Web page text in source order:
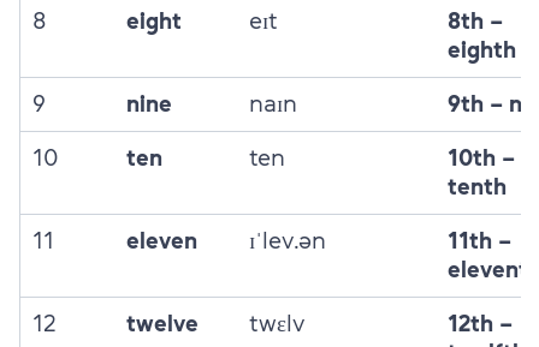
8 eight eɪt
8th –
eighth
9 nine naɪn 9th –
10 ten ten
10th –
tenth
11 eleven ɪˈlev.ən
11th –
12 twelve twɛlv
12th –